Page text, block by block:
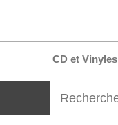
CD et Vinyles